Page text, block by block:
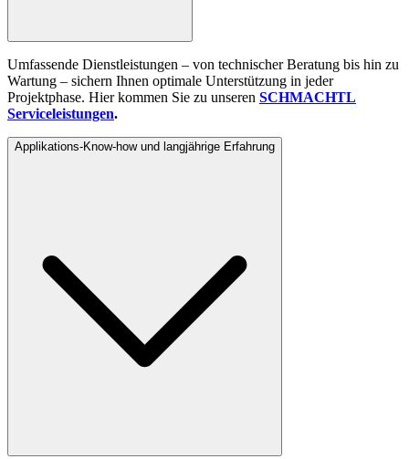
Umfassende Dienstleistungen – von technischer Beratung bis hin zu
Wartung – sichern Ihnen optimale Unterstützung in jeder
Projektphase. Hier kommen Sie zu unseren SCHMACHTL
Serviceleistungen.
Applikations-Know-how und langjährige Erfahrung